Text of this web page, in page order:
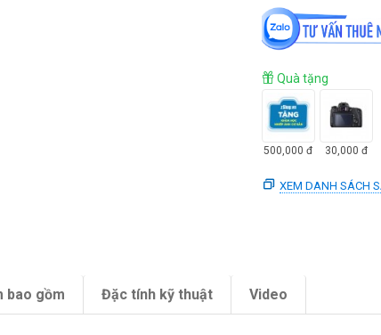
Quà tặng
500,000 đ 30,000 đ
XEM DANH SÁCH
bao gồm Đặc tính kỹ thuật Video